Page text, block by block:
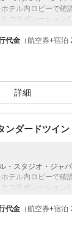
テル内ロビーで確
コラボレーション
代金 （航空券+宿
詳細
ンダードツイン
・スタジオ・ジャ
テル内ロビーで確
コラボレーション
代金 （航空券+宿